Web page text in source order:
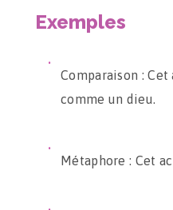
Exemples
Comparaison :
comme un dieu.
Métaphore : Cet